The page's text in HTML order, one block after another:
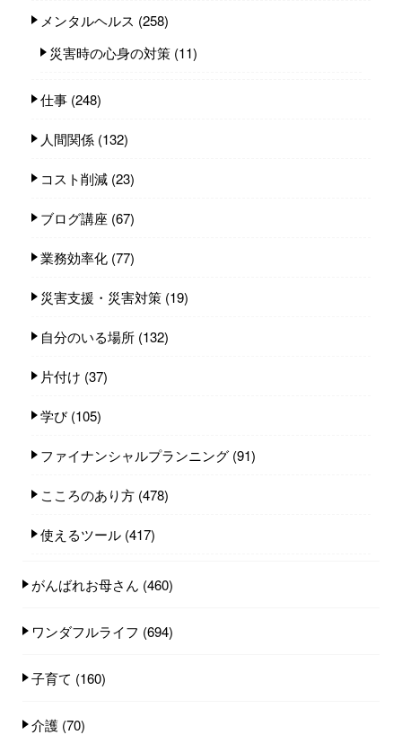
メンタルヘルス (258)
災害時の心身の対策 (11)
仕事 (248)
人間関係 (132)
コスト削減 (23)
ブログ講座 (67)
業務効率化 (77)
災害支援・災害対策 (19)
自分のいる場所 (132)
片付け (37)
学び(105)
ファイナンシャルプランニング (91)
こころのあり方 (478)
使えるツール (417)
がんばれお母さん (460)
ワンダフルライフ (694)
子育て (160)
介護 (70)